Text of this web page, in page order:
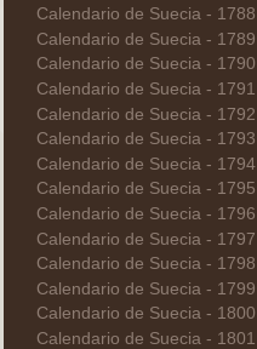
Calendario de Suecia - 1788
Calendario de Suecia - 1789
Calendario de Suecia - 1790
Calendario de Suecia - 1791
Calendario de Suecia - 1792
Calendario de Suecia - 1793
Calendario de Suecia - 1794
Calendario de Suecia - 1795
Calendario de Suecia - 1796
Calendario de Suecia - 1797
Calendario de Suecia - 1798
Calendario de Suecia - 1799
Calendario de Suecia - 1800
Calendario de Suecia - 1801